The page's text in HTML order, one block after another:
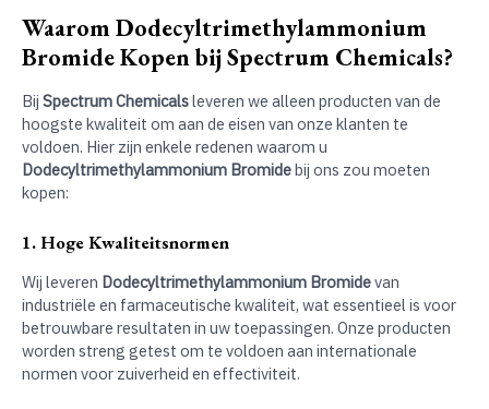
Waarom Dodecyltrimethylammonium
Bromide Kopen bij Spectrum Chemicals?
Bij Spectrum Chemicalsleveren we alleen producten van de
hoogste kwaliteit om aan de eisen van onze klanten te
voldoen. Hier zijn enkele redenen waarom u
Dodecyltrimethylammonium Bromidebij ons zou moeten
kopen:
1. Hoge Kwaliteitsnormen
Wij leveren Dodecyltrimethylammonium Bromidevan
industriële en farmaceutische kwaliteit, wat essentieel is voor
betrouwbare resultaten in uw toepassingen. Onze producten
worden streng getest om te voldoen aan internationale
normen voor zuiverheid en effectiviteit.